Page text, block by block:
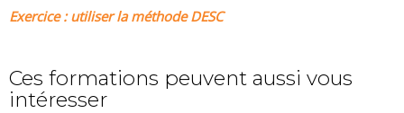
Exercice : utiliser la méthode DESC
Ces formations peuvent aussi vous
intéresser